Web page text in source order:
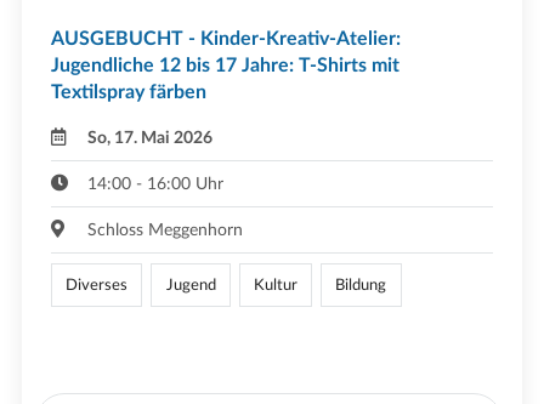
AUSGEBUCHT - Kinder-Kreativ-Atelier:
Jugendliche 12 bis 17 Jahre: T-Shirts mit
Textilspray färben
So, 17. Mai 2026
14:00 - 16:00 Uhr
Schloss Meggenhorn
Diverses Jugend Kultur Bildung